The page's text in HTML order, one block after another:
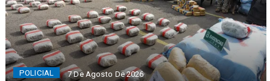
POLICIAL 7 De Agosto De 2026